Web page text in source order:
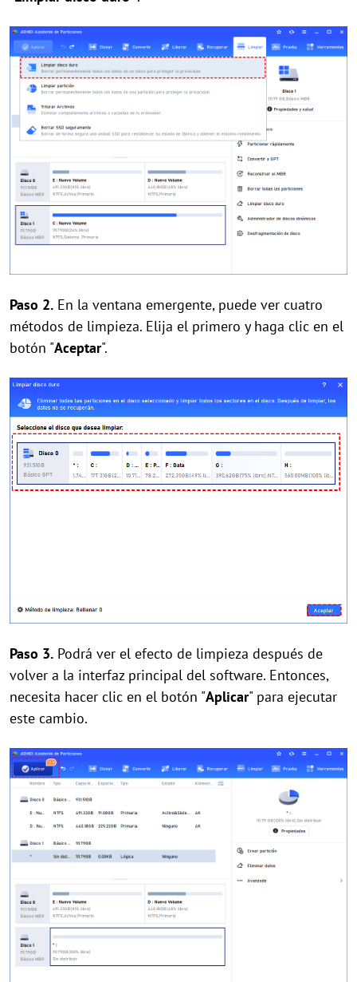
Paso 2. En la ventana emergente, puede ver cuatro
métodos de limpieza. Elija el primero y haga clic en el
botón "Aceptar".
Paso 3. Podrá ver el efecto de limpieza después de
volver a la interfaz principal del software. Entonces,
necesita hacer clic en el botón "Aplicar" para ejecutar
este cambio.